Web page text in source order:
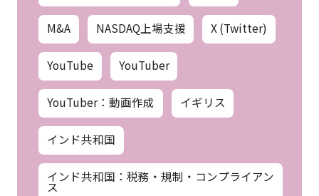
M&A NASDAQ上場支援 X (Twitter)
YouTube YouTuber
YouTuber：動画作成 イギリス
インド共和国
インド共和国：税務・規制・コンプライアン
ス